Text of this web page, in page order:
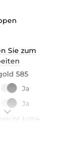
Sie zum
585
bitte